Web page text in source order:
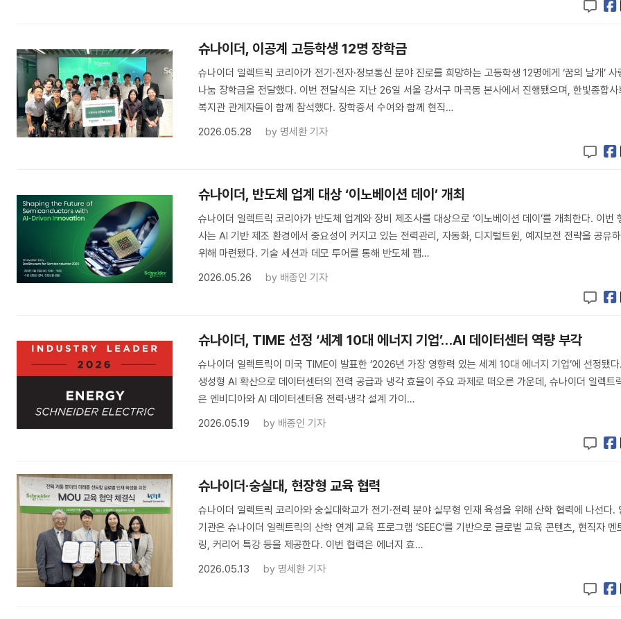
슈나이더, 이공계 고등학생 12명 장학금
슈나이더 일렉트릭 코리아가 전기·전자·정보통신 분야 진로를 희망하는 고등학생 12명에게 ‘꿈의 날개’ 사
나눔 장학금을 전달했다. 이번 전달식은 지난 26일 서울 강서구 마곡동 본사에서 진행됐으며, 한빛종합사
복지관 관계자들이 함께 참석했다. 장학증서 수여와 함께 현직…
2026.05.28
by 명세환 기자
슈나이더, 반도체 업계 대상 ‘이노베이션 데이’ 개최
슈나이더 일렉트릭 코리아가 반도체 업계와 장비 제조사를 대상으로 ‘이노베이션 데이’를 개최한다. 이번
사는 AI 기반 제조 환경에서 중요성이 커지고 있는 전력관리, 자동화, 디지털트윈, 예지보전 전략을 공유하
위해 마련됐다. 기술 세션과 데모 투어를 통해 반도체 팹…
2026.05.26
by 배종인 기자
슈나이더, TIME 선정 ‘세계 10대 에너지 기업’…AI 데이터센터 역량 부각
슈나이더 일렉트릭이 미국 TIME이 발표한 ‘2026년 가장 영향력 있는 세계 10대 에너지 기업’에 선정됐다.
생성형 AI 확산으로 데이터센터의 전력 공급과 냉각 효율이 주요 과제로 떠오른 가운데, 슈나이더 일렉트
은 엔비디아와 AI 데이터센터용 전력·냉각 설계 가이…
2026.05.19
by 배종인 기자
슈나이더·숭실대, 현장형 교육 협력
슈나이더 일렉트릭 코리아와 숭실대학교가 전기·전력 분야 실무형 인재 육성을 위해 산학 협력에 나선다.
기관은 슈나이더 일렉트릭의 산학 연계 교육 프로그램 ‘SEEC’를 기반으로 글로벌 교육 콘텐츠, 현직자 멘
링, 커리어 특강 등을 제공한다. 이번 협력은 에너지 효…
2026.05.13
by 명세환 기자